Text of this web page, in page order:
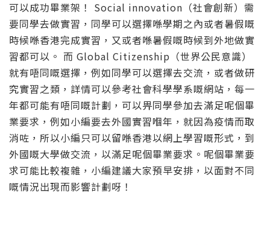
可以成功畢業架 ！ Social innovation（社會創新）需
要同學去做實習，同學可以選擇喺學期之內或者暑假嘅
時候喺香港完成實習，又或者喺暑假嘅時候到外地做實
習都可以。 而 Global Citizenship（世界公民意識）
就有唔同嘅選擇，例如同學可以選擇去交流，或者做研
究實習之類，詳情可以參考社會科學學系嘅網站，每一
年都可能有唔同嘅計劃，可以畀同學參加去滿足呢個畢
業要求，例如小編要去外國實習嗰年，就因為疫情而取
消咗，所以小編只可以留喺香港以網上學習嘅形式，到
外國嘅大學做交流，以滿足呢個畢業要求。呢個畢業要
求可能比較複雜，小編建議大家預早安排，以面對不同
嘅情況出現而影響計劃呀！